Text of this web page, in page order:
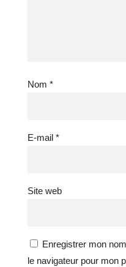
Nom *
E-mail *
Site web
Enregistrer mon
le navigateur pour mon